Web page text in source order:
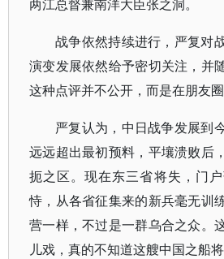
两江总督兼南洋大臣张之洞。
战争依然持续进行，严复对
演变发展依然给予密切关注，并
这种点评并不公开，而是在朋友圈
严复认为，中日战争发展到
远远超出最初预料，平壤溃败后
扼之区。现在东三省将失，门
恃，从各省征集来的新兵毫无训
营一样，不过是一群乌合之众。
儿戏，真的不知道这艘中国之船将